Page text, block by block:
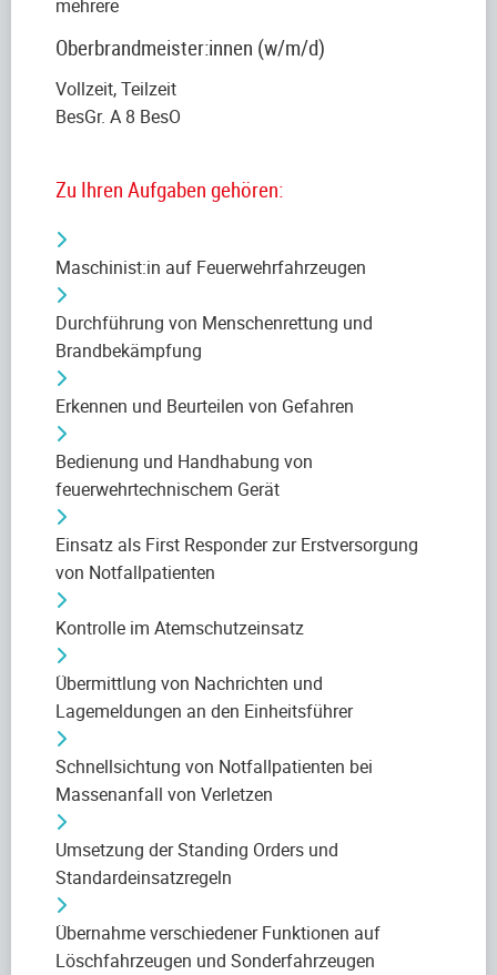
mehrere
Oberbrandmeister:innen (w/m/d)
Vollzeit, Teilzeit
BesGr. A 8 BesO
Zu Ihren Aufgaben gehören:
Maschinist:in auf Feuerwehrfahrzeugen
Durchführung von Menschenrettung und
Brandbekämpfung
Erkennen und Beurteilen von Gefahren
Bedienung und Handhabung von
feuerwehrtechnischem Gerät
Einsatz als First Responder zur Erstversorgung
von Notfallpatienten
Kontrolle im Atemschutzeinsatz
Übermittlung von Nachrichten und
Lagemeldungen an den Einheitsführer
Schnellsichtung von Notfallpatienten bei
Massenanfall von Verletzen
Umsetzung der Standing Orders und
Standardeinsatzregeln
Übernahme verschiedener Funktionen auf
Löschfahrzeugen und Sonderfahrzeugen